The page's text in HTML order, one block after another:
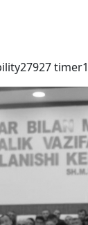
27927timer